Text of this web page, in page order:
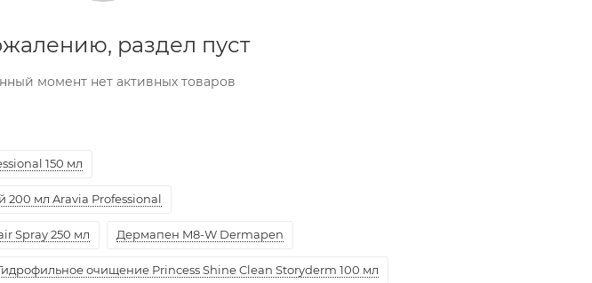
раздел пуст
момент нет активных товаров
150 мл
200 мл Aravia Professional
Spray 250 мл Дермапен M8-W Dermapen
очищение Princess Shine Clean Storyderm 100 мл